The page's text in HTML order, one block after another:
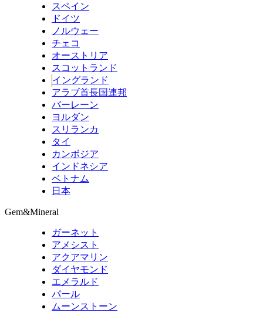
スペイン
ドイツ
ノルウェー
チェコ
オーストリア
スコットランド
イングランド
アラブ首長国連邦
バーレーン
ヨルダン
スリランカ
タイ
カンボジア
インドネシア
ベトナム
日本
Gem&Mineral
ガーネット
アメシスト
アクアマリン
ダイヤモンド
エメラルド
パール
ムーンストーン